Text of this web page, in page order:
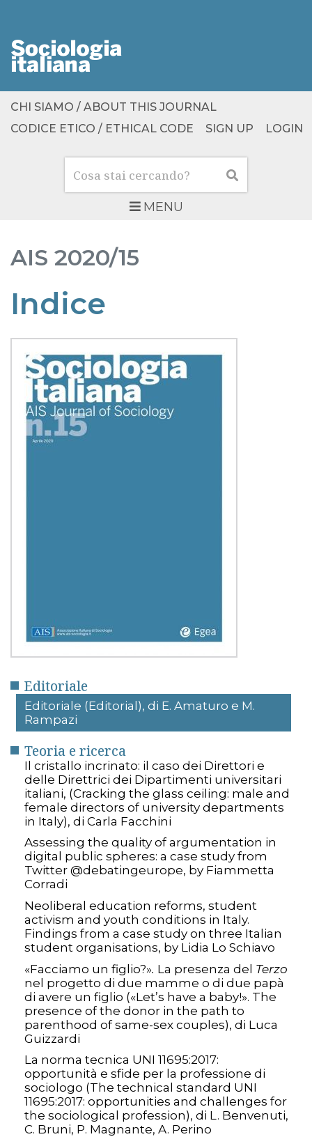
MENU
Cerca Cerca
CHI SIAMO / ABOUT THIS JOURNAL
CODICE ETICO / ETHICAL CODE
SIGN UP LOGIN
AIS 2020/15
Indice
Editoriale
Editoriale (Editorial), di E. Amaturo e M.
Rampazi
Teoria e ricerca
Il cristallo incrinato: il caso dei Direttori e
delle Direttrici dei Dipartimenti universitari
italiani, (Cracking the glass ceiling: male and
female directors of university departments
in Italy), di Carla Facchini
Assessing the quality of argumentation in
digital public spheres: a case study from
Twitter @debatingeurope, by Fiammetta
Corradi
Neoliberal education reforms, student
activism and youth conditions in Italy.
Findings from a case study on three Italian
student organisations, by Lidia Lo Schiavo
«Facciamo un figlio?». La presenza del Terzo
nel progetto di due mamme o di due papà
di avere un figlio («Let’s have a baby!». The
presence of the donor in the path to
parenthood of same-sex couples), di Luca
Guizzardi
La norma tecnica UNI 11695:2017:
opportunità e sfide per la professione di
sociologo (The technical standard UNI
11695:2017: opportunities and challenges for
the sociological profession), di L. Benvenuti,
C. Bruni, P. Magnante, A. Perino